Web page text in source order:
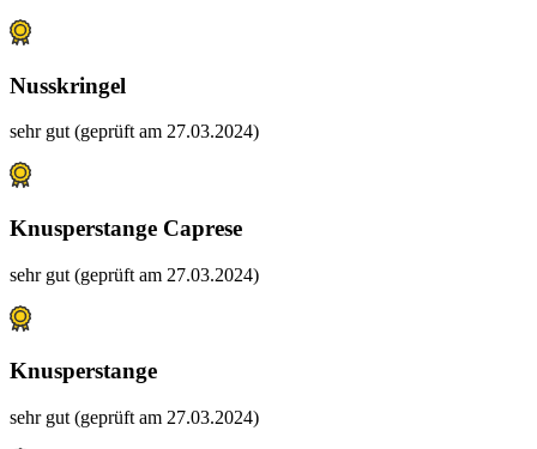
Nusskringel
sehr gut (geprüft am 27.03.2024)
Knusperstange Caprese
sehr gut (geprüft am 27.03.2024)
Knusperstange
sehr gut (geprüft am 27.03.2024)